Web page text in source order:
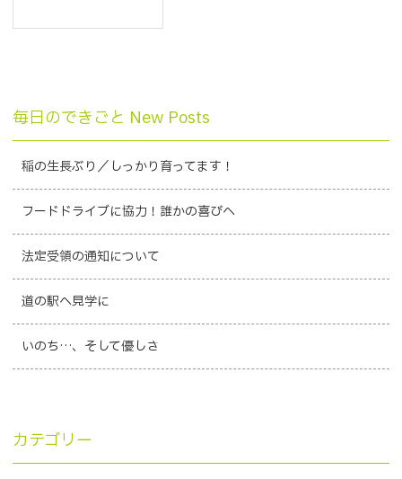
毎日のできごと New Posts
稲の生長ぶり／しっかり育ってます！
フードドライブに協力！誰かの喜びへ
法定受領の通知について
道の駅へ見学に
いのち…、そして優しさ
カテゴリー